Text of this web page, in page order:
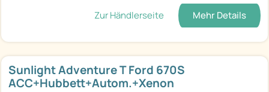
Zur Händlerseite Mehr Details
Sunlight Adventure T Ford 670S
ACC+Hubbett+Autom.+Xenon